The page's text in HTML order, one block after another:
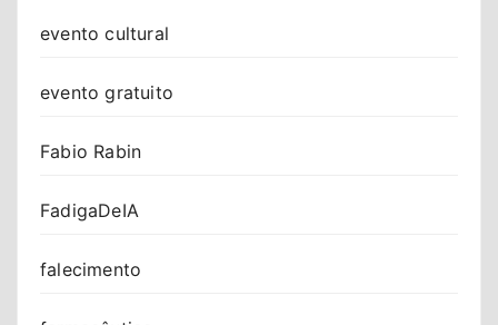
evento cultural
evento gratuito
Fabio Rabin
FadigaDeIA
falecimento